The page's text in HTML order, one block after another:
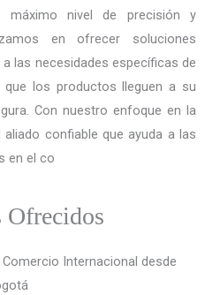
nivel de precisión y
en ofrecer soluciones
las necesidades específicas de
que los productos lleguen a su
Con nuestro enfoque en la
confiable que ayuda a las
en el co
Ofrecidos
Internacional desde